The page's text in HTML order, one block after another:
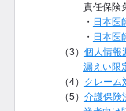
責任保険
・ 日本医
・ 日本医
（3） 個人情報
漏えい限
（4） クレーム
（5） 介護保険